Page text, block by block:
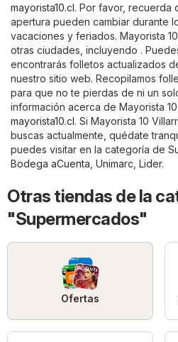
mayorista10.cl. Por favor, recuerda
apertura pueden cambiar durante
vacaciones y feriados. Mayorista
otras ciudades, incluyendo .
encontrarás folletos actualizados
nuestro sitio web. Recopilamos
para que no te pierdas de ni un
información acerca de Mayorista
mayorista10.cl. Si Mayorista 10
buscas actualmente, quédate
puedes visitar en la categoría de
Bodega aCuenta Unimarc Lider.
Otras tiendas de la
"Supermercados"
Ofertas